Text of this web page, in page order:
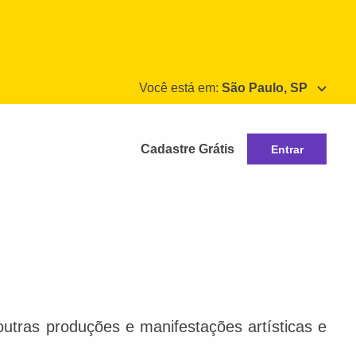
Você está em: São Paulo, SP
Cadastre Grátis Entrar
produções e manifestações artísticas e